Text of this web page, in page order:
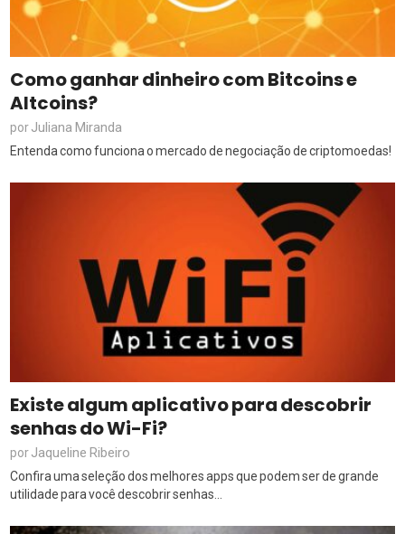
Como ganhar dinheiro com Bitcoins e
Altcoins?
porJuliana Miranda
Entenda como funciona o mercado de negociação de criptomoedas!
Existe algum aplicativo para descobrir
senhas do Wi-Fi?
porJaqueline Ribeiro
Confira uma seleção dos melhores apps que podem ser de grande
utilidade para você descobrir senhas...